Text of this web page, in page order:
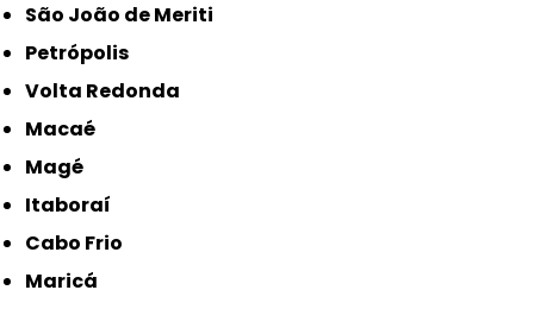
São João de Meriti
Petrópolis
Volta Redonda
Macaé
Magé
Itaboraí
Cabo Frio
Maricá